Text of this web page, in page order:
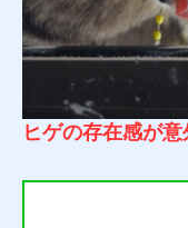
ヒゲの存在感が